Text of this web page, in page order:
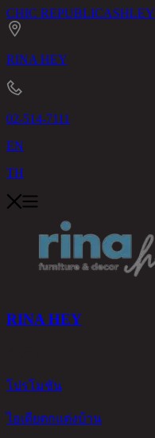
CHIC REPUBLICASHLEY
RINA HEY
02-514-7111
EN
TH
RINA HEY
โปรโมชัน
ไอเดียตกแต่งบ้าน